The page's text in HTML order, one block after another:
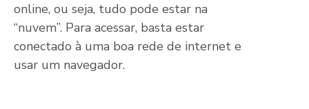
online, ou seja, tudo pode estar na
“nuvem”. Para acessar, basta estar
conectado à uma boa rede de internet e
usar um navegador.